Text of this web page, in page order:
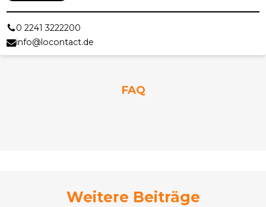
0 2241 3222200
info@locontact.de
FAQ
Weitere Beiträge